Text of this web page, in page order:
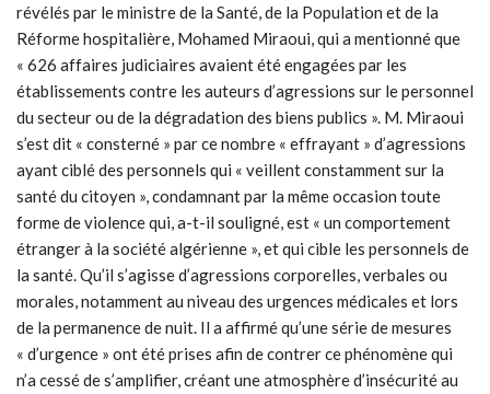
révélés par le ministre de la Santé, de la Population et de la
Réforme hospitalière, Mohamed Miraoui, qui a mentionné que
« 626 affaires judiciaires avaient été engagées par les
établissements contre les auteurs d’agressions sur le personnel
du secteur ou de la dégradation des biens publics ». M. Miraoui
s’est dit « consterné » par ce nombre « effrayant » d’agressions
ayant ciblé des personnels qui « veillent constamment sur la
santé du citoyen », condamnant par la même occasion toute
forme de violence qui, a-t-il souligné, est « un comportement
étranger à la société algérienne », et qui cible les personnels de
la santé. Qu’il s’agisse d’agressions corporelles, verbales ou
morales, notamment au niveau des urgences médicales et lors
de la permanence de nuit. Il a affirmé qu’une série de mesures
« d’urgence » ont été prises afin de contrer ce phénomène qui
n’a cessé de s’amplifier, créant une atmosphère d’insécurité au